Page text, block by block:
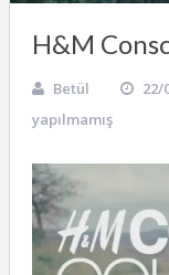
H&M
Betül 22/
yapılmamış